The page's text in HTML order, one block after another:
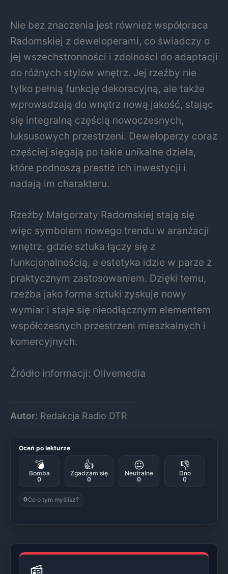
Nie bez znaczenia jest również współpraca
Radomskiej z deweloperami, co świadczy o
jej wszechstronności i zdolności do adaptacji
do różnych stylów wnętrz. Jej rzeźby nie
tylko pełnią funkcję dekoracyjną, ale także
wprowadzają do wnętrz nową jakość, stając
się integralną częścią nowoczesnych,
luksusowych przestrzeni. Deweloperzy coraz
częściej sięgają po takie unikalne dzieła,
które podnoszą prestiż ich inwestycji i
nadają im charakteru.
Rzeźby Małgorzaty Radomskiej stają się
więc symbolem nowego trendu w aranżacji
wnętrz, gdzie sztuka łączy się z
funkcjonalnością, a estetyka idzie w parze z
praktycznym zastosowaniem. Dzięki temu,
rzeźba jako forma sztuki zyskuje nowy
wymiar i staje się nieodłącznym elementem
współczesnych przestrzeni mieszkalnych i
komercyjnych.
Źródło informacji: Olivemedia
Autor: Redakcja Radio DTR
Oceń po lekturze
💣
Bomba
0
👍
Zgadzam się
0
😐
Neutralne
0
👎
Dno
0
0Co o tym myślisz?